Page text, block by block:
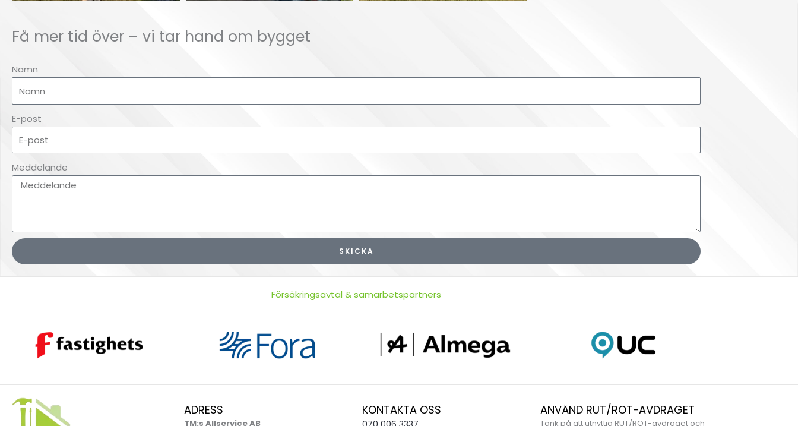
Få mer tid över – vi tar hand om bygget
Namn
E-post
Meddelande
SKICKA
Försäkringsavtal & samarbetspartners
ADRESS
TM:s Allservice AB
KONTAKTA OSS ANVÄND RUT/ROT-AVDRAGET
Tänk på att utnyttja RUT/ROT-avdraget och